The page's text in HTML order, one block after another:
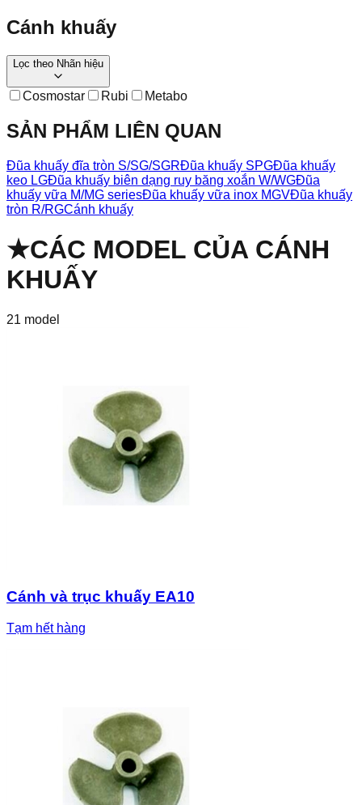
Cánh khuấy
Lọc theo Nhãn hiệu
Cosmostar Rubi Metabo
SẢN PHẨM LIÊN QUAN
Đũa khuấy đĩa tròn S/SG/SGRĐũa khuấy SPGĐũa khuấy
keo LGĐũa khuấy biên dạng ruy băng xoắn W/WGĐũa
khuấy vữa M/MG seriesĐũa khuấy vữa inox MGVĐũa khuấy
tròn R/RGCánh khuấy
★CÁC MODEL CỦA CÁNH
KHUẤY
21 model
Cánh và trục khuấy EA10
Tạm hết hàng